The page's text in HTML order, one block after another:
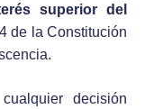
superior del
de la Constitución
decisión